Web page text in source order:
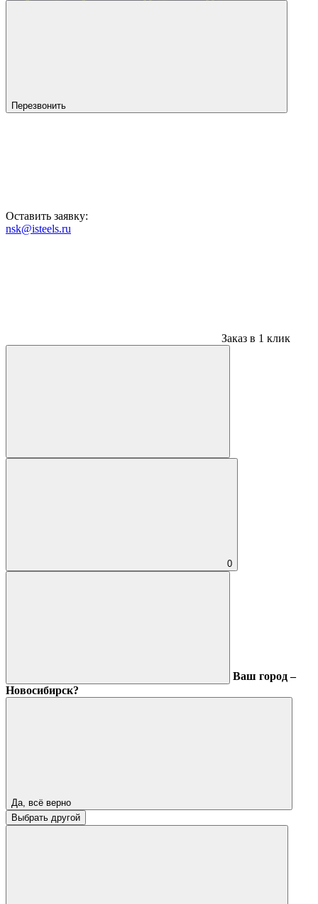
Перезвонить
Оставить заявку:
nsk@isteels.ru
Заказ в 1 клик
0
Ваш город –
Новосибирск?
Да, всё верно
Выбрать другой